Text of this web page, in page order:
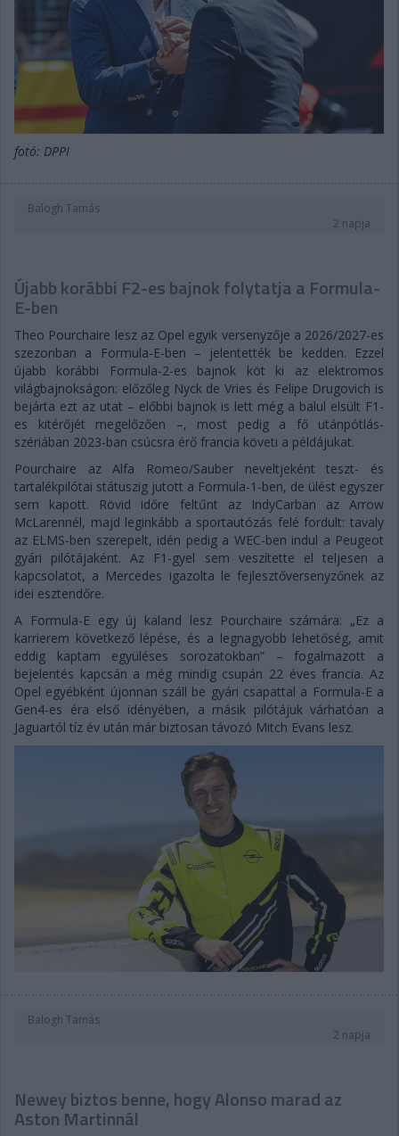
fotó: DPPI
Balogh Tamás
2 napja
Újabb korábbi F2-es bajnok folytatja a Formula-
E-ben
Theo Pourchaire lesz az Opel egyik versenyzője a 2026/2027-es
szezonban a Formula-E-ben – jelentették be kedden. Ezzel
újabb korábbi Formula-2-es bajnok köt ki az elektromos
világbajnokságon: előzőleg Nyck de Vries és Felipe Drugovich is
bejárta ezt az utat – előbbi bajnok is lett még a balul elsült F1-
es kitérőjét megelőzően –, most pedig a fő utánpótlás-
szériában 2023-ban csúcsra érő francia követi a példájukat.
Pourchaire az Alfa Romeo/Sauber neveltjeként teszt- és
tartalékpilótai státuszig jutott a Formula-1-ben, de ülést egyszer
sem kapott. Rövid időre feltűnt az IndyCarban az Arrow
McLarennél, majd leginkább a sportautózás felé fordult: tavaly
az ELMS-ben szerepelt, idén pedig a WEC-ben indul a Peugeot
gyári pilótájaként. Az F1-gyel sem veszítette el teljesen a
kapcsolatot, a Mercedes igazolta le fejlesztőversenyzőnek az
idei esztendőre.
A Formula-E egy új kaland lesz Pourchaire számára: „Ez a
karrierem következő lépése, és a legnagyobb lehetőség, amit
eddig kaptam együléses sorozatokban” – fogalmazott a
bejelentés kapcsán a még mindig csupán 22 éves francia. Az
Opel egyébként újonnan száll be gyári csapattal a Formula-E a
Gen4-es éra első idényében, a másik pilótájuk várhatóan a
Jaguartól tíz év után már biztosan távozó Mitch Evans lesz.
Balogh Tamás
2 napja
Newey biztos benne, hogy Alonso marad az
Aston Martinnál